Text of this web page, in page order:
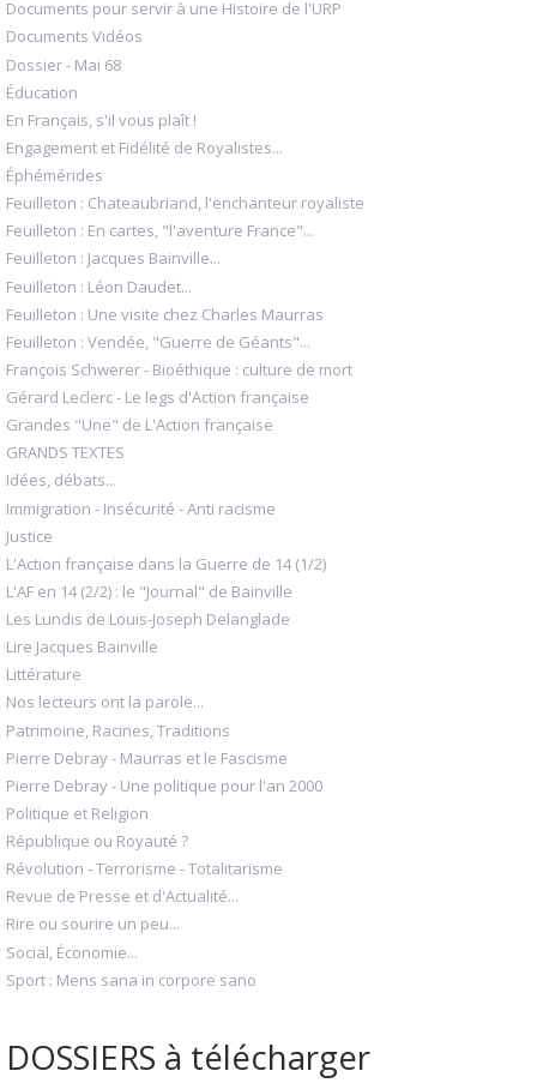
Documents pour servir à une Histoire de l'URP
Documents Vidéos
Dossier - Mai 68
Éducation
En Français, s'il vous plaît !
Engagement et Fidélité de Royalistes...
Éphémérides
Feuilleton : Chateaubriand, l'enchanteur royaliste
Feuilleton : En cartes, "l'aventure France"...
Feuilleton : Jacques Bainville...
Feuilleton : Léon Daudet...
Feuilleton : Une visite chez Charles Maurras
Feuilleton : Vendée, "Guerre de Géants"...
François Schwerer - Bioéthique : culture de mort
Gérard Leclerc - Le legs d'Action française
Grandes "Une" de L'Action française
GRANDS TEXTES
Idées, débats...
Immigration - Insécurité - Anti racisme
Justice
L'Action française dans la Guerre de 14 (1/2)
L'AF en 14 (2/2) : le "Journal" de Bainville
Les Lundis de Louis-Joseph Delanglade
Lire Jacques Bainville
Littérature
Nos lecteurs ont la parole...
Patrimoine, Racines, Traditions
Pierre Debray - Maurras et le Fascisme
Pierre Debray - Une politique pour l'an 2000
Politique et Religion
République ou Royauté ?
Révolution - Terrorisme - Totalitarisme
Revue de Presse et d'Actualité...
Rire ou sourire un peu...
Social, Économie...
Sport : Mens sana in corpore sano
DOSSIERS à télécharger